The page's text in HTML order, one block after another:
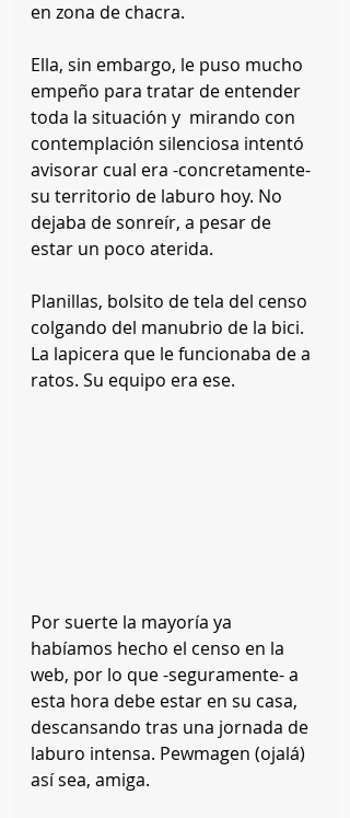
en zona de chacra.
Ella, sin embargo, le puso mucho
empeño para tratar de entender
toda la situación y  mirando con
contemplación silenciosa intentó
avisorar cual era -concretamente-
su territorio de laburo hoy. No
dejaba de sonreír, a pesar de
estar un poco aterida.
Planillas, bolsito de tela del censo
colgando del manubrio de la bici.
La lapicera que le funcionaba de a
ratos. Su equipo era ese.
Por suerte la mayoría ya
habíamos hecho el censo en la
web, por lo que -seguramente- a
esta hora debe estar en su casa,
descansando tras una jornada de
laburo intensa. Pewmagen (ojalá)
así sea, amiga.